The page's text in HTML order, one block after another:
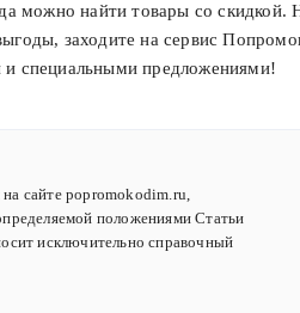
можно найти товары со скидкой.
заходите на сервис
специальными предложениями!
сайте popromokodim.ru,
положениями Статьи
исключительно справочный